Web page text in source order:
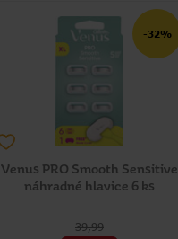
-32%
Venus PRO Smooth Sensitive
náhradné hlavice 6 ks
39,99